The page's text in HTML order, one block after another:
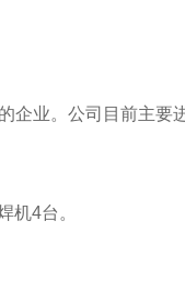
企业。公司 目前主要
机4台。